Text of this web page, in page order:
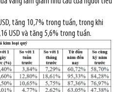
tăng 10,7% trong tuần, trong khi
USD và tăng 5,6% trong tuần.